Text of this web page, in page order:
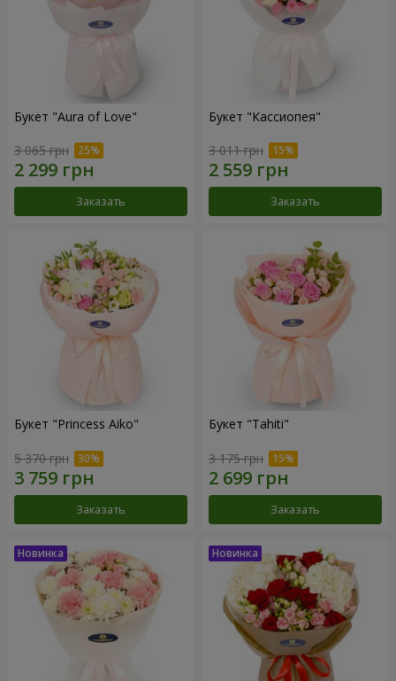
Букет "Aura of Love"
3 065 грн
Заказать
Букет "Кассиопея"
3 011 грн
Заказать
Букет "Princess Aiko"
5 370 грн
Заказать
Букет "Tahiti"
3 175 грн
Заказать